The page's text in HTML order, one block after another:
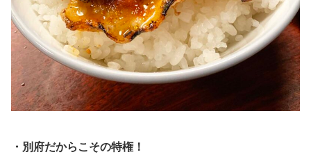
・別府だからこその特権！